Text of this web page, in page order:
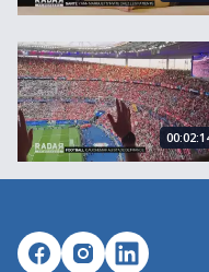
Cauchemar au Stade de